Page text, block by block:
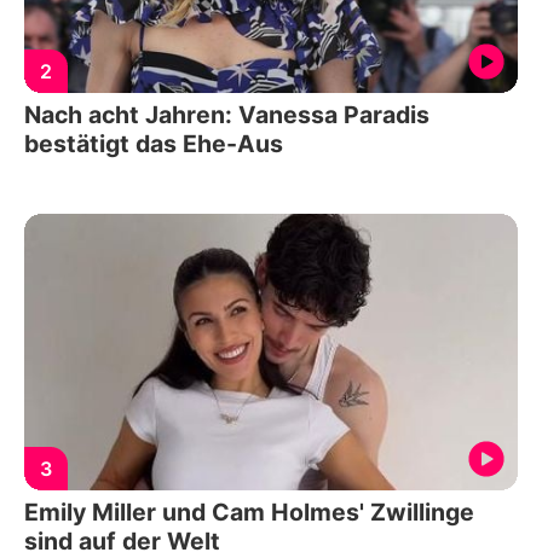
2
Nach acht Jahren: Vanessa Paradis
bestätigt das Ehe-Aus
3
Emily Miller und Cam Holmes' Zwillinge
sind auf der Welt